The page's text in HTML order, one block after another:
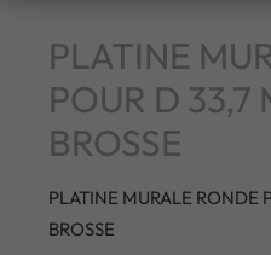
PLATINE
POUR D 33,7
BROSSE
PLATINE MURALE RONDE
BROSSE